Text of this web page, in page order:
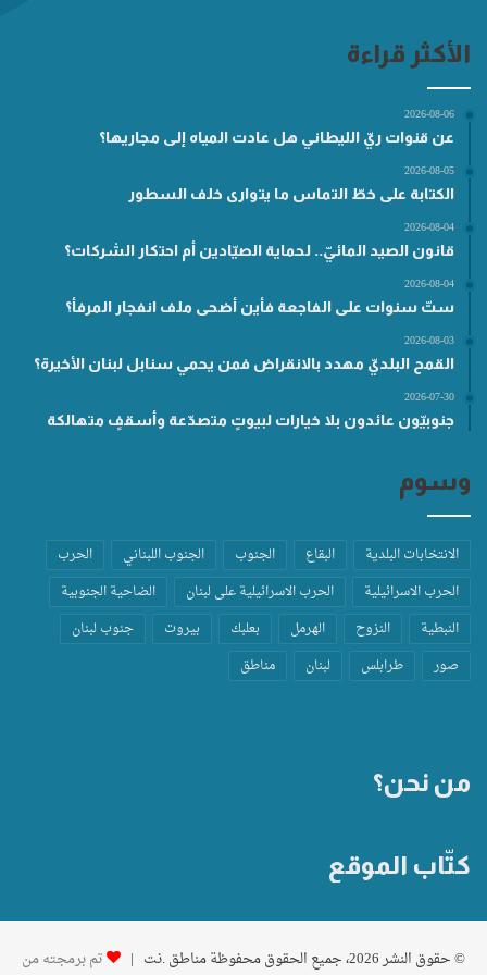
الأكثر قراءة
2026-08-06
عن قنوات ريّ الليطاني هل عادت المياه إلى مجاريها؟
2026-08-05
الكتابة على خطّ التماس ما يتوارى خلف السطور
2026-08-04
قانون الصيد المائيّ.. لحماية الصيّادين أم احتكار الشركات؟
2026-08-04
ستّ سنوات على الفاجعة فأين أضحى ملف انفجار المرفأ؟
2026-08-03
القمح البلديّ مهدد بالانقراض فمن يحمي سنابل لبنان الأخيرة؟
2026-07-30
جنوبيّون عائدون بلا خيارات لبيوتٍ متصدّعة وأسقفٍ متهالكة
وسوم
الانتخابات البلدية البقاع الجنوب الجنوب اللبناني
الحرب
الحرب الاسرائيلية
الحرب الاسرائيلية على لبنان
الضاحية الجنوبية
النبطية
النزوح الهرمل بعلبك بيروت
جنوب لبنان
صور
طرابلس لبنان مناطق
من نحن؟
كتّاب الموقع
© حقوق النشر 2026، جميع الحقوق محفوظة مناطق .نت | تم برمجته من